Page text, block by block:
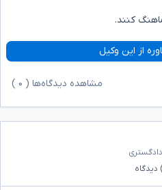
کنند.
از این وکیل
مشاهده دیدگاه‌ها ( ۰
دیدگاه